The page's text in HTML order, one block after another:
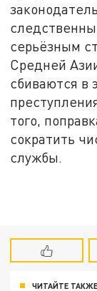
серьёзным
Средней
сбиваются в
того,
сократить
службы.
ЧИТАЙТЕ